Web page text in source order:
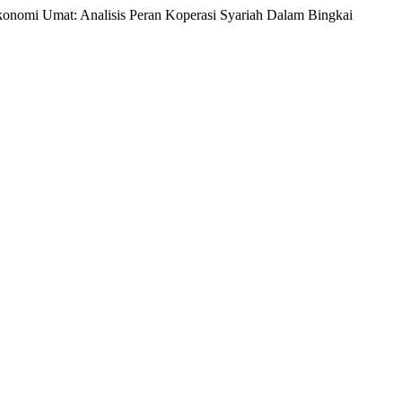
Umat: Analisis Peran Koperasi Syariah Dalam Bingkai